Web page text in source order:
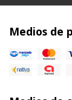
Medios de